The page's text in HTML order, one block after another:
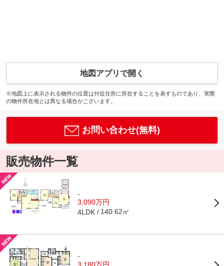
地図アプリで開く
※地図上に表示される物件の位置は付近住所に所在することを表すものであり、実際
の物件所在地とは異なる場合がございます。
お問い合わせ(無料)
販売物件一覧
-
3,090万円
4LDK 140.62㎡
-